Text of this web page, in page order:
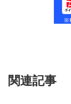
関連記事